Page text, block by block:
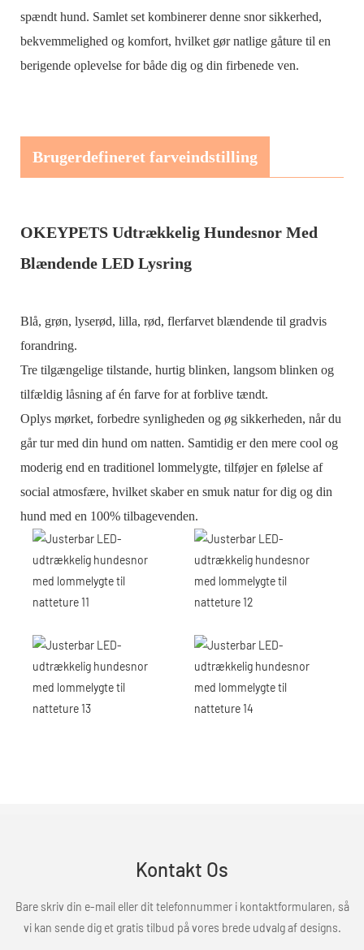
spændt hund. Samlet set kombinerer denne snor sikkerhed,
bekvemmelighed og komfort, hvilket gør natlige gåture til en
berigende oplevelse for både dig og din firbenede ven.
Brugerdefineret farveindstilling
OKEYPETS Udtrækkelig Hundesnor Med
Blændende LED Lysring
Blå, grøn, lyserød, lilla, rød, flerfarvet blændende til gradvis
forandring.
Tre tilgængelige tilstande, hurtig blinken, langsom blinken og
tilfældig låsning af én farve for at forblive tændt.
Oplys mørket, forbedre synligheden og øg sikkerheden, når du
går tur med din hund om natten. Samtidig er den mere cool og
moderig end en traditionel lommelygte, tilføjer en følelse af
social atmosfære, hvilket skaber en smuk natur for dig og din
hund med en 100% tilbagevenden.
Kontakt Os
Bare skriv din e-mail eller dit telefonnummer i kontaktformularen, så
vi kan sende dig et gratis tilbud på vores brede udvalg af designs.